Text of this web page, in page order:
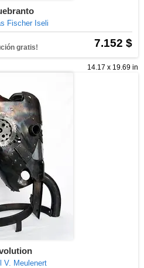
Fischer Iseli
7.152 $
gratis!
14.17 x 19.69 in
V. Meulenert